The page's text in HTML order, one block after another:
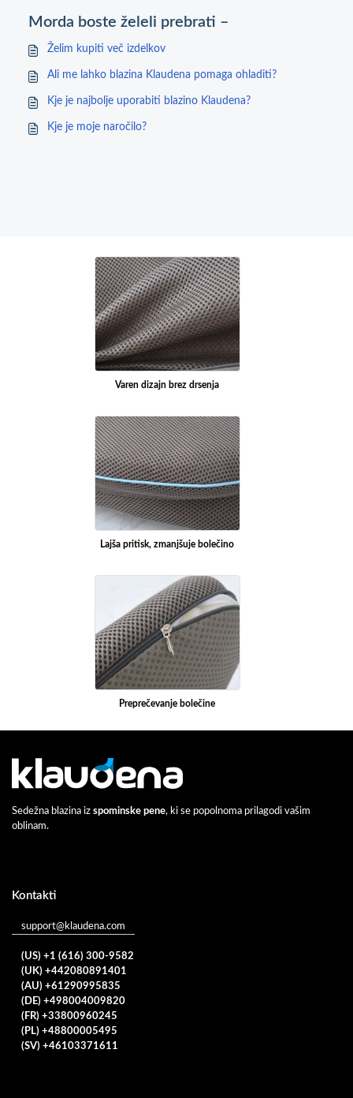
Morda boste želeli prebrati –
Želim kupiti več izdelkov
Ali me lahko blazina Klaudena pomaga ohladiti?
Kje je najbolje uporabiti blazino Klaudena?
Kje je moje naročilo?
Varen dizajn brez drsenja
Lajša pritisk, zmanjšuje bolečino
Preprečevanje bolečine
Sedežna blazina iz spominske pene, ki se popolnoma prilagodi vašim
oblinam.
Kontakti
support@klaudena.com
(US) +1 (616) 300-9582
(UK) +442080891401
(AU) +61290995835
(DE) +498004009820
(FR) +33800960245
(PL) +48800005495
(SV) +46103371611